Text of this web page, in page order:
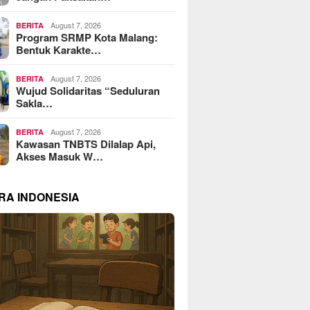
BERITA August 7, 2026
Program SRMP Kota Malang:
Bentuk Karakte…
BERITA August 7, 2026
Wujud Solidaritas “Seduluran
Sakla…
BERITA August 7, 2026
Kawasan TNBTS Dilalap Api,
Akses Masuk W…
INDONESIA